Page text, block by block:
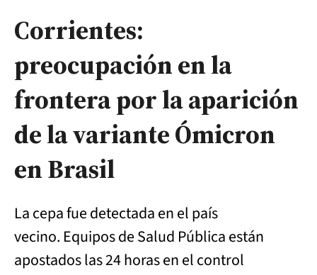
Corrientes:
preocupación en la
frontera por la aparición
de la variante Ómicron
en Brasil
La cepa fue detectada en el país
vecino. Equipos de Salud Pública están
apostados las 24 horas en el control